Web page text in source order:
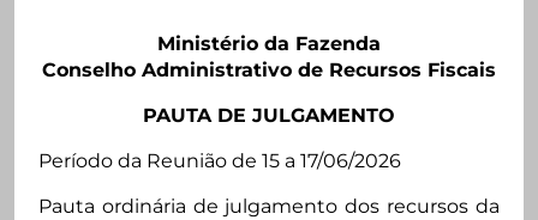
Ministério da Fazenda
Conselho Administrativo de Recursos Fiscais
PAUTA DE JULGAMENTO
Período da Reunião de 15 a 17/06/2026
Pauta ordinária de julgamento dos recursos da